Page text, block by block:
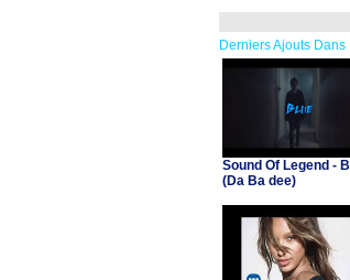
Derniers Ajouts
Sound Of Legend -
(Da Ba dee)